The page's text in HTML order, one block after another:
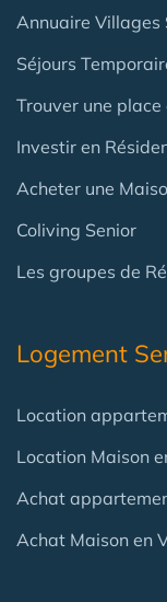
Annuaire Villages
Séjours
Trouver une
Investir en
Acheter une
Coliving Senior
Les groupes de
Logement
Location
Location Maison
Achat
Achat Maison en